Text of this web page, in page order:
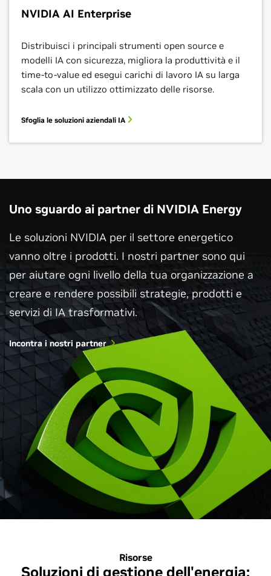
NVIDIA AI Enterprise
Distribuisci i principali strumenti open source e
modelli IA con sicurezza, migliora la produttività e il
time-to-value ed esegui carichi di lavoro IA su larga
scala con un utilizzo ottimizzato delle risorse.
Sfoglia le soluzioni aziendali IA
Uno sguardo ai partner di NVIDIA Energy
Le soluzioni NVIDIA per il settore energetico
vanno oltre i prodotti. I nostri partner sono qui
per aiutare ogni livello della tua organizzazione a
creare e rendere possibili strategie, prodotti e
servizi di IA trasformativi.
Incontra i nostri partner
Risorse